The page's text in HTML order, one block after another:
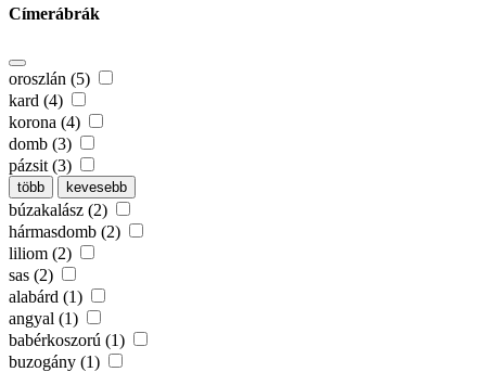
Címerábrák
oroszlán (5)
kard (4)
korona (4)
domb (3)
pázsit (3)
több kevesebb
búzakalász (2)
hármasdomb (2)
liliom (2)
sas (2)
alabárd (1)
angyal (1)
babérkoszorú (1)
buzogány (1)